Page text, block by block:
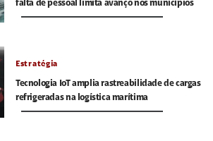
falta de pessoal limita avanço nos municípios
Estratégia
Tecnologia IoT amplia rastreabilidade de cargas
refrigeradas na logística marítima